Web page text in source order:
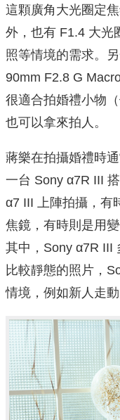
這顆廣角大光圈定
外，也有 F1.4 大光
照等情境的需求。
90mm F2.8 G
很適合拍婚禮小物
也可以拿來拍人。
蔣樂在拍攝婚禮時
一台 Sony α7R III
α7 III 上陣拍攝，有
焦鏡，有時則是用
其中，Sony α7R III
比較靜態的照片，
情境，例如新人走動